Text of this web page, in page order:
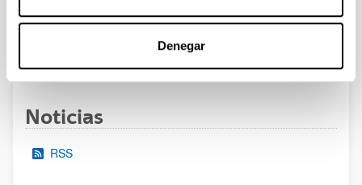
Denegar
Páginas intermedias Use TAB para desplazarse.
Páginas intermedias
Noticias
RSS